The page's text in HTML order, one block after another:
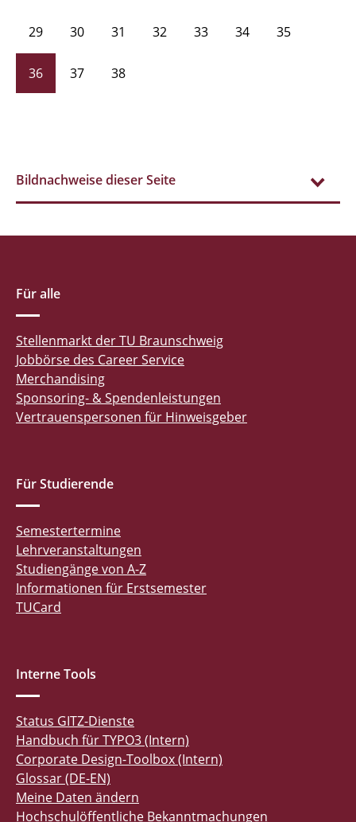
29 30 31 32 33 34 35
36 37 38
Bildnachweise dieser Seite
Für alle
Stellenmarkt der TU Braunschweig
Jobbörse des Career Service
Merchandising
Sponsoring- & Spendenleistungen
Vertrauenspersonen für Hinweisgeber
Für Studierende
Semestertermine
Lehrveranstaltungen
Studiengänge von A-Z
Informationen für Erstsemester
TUCard
Interne Tools
Status GITZ-Dienste
Handbuch für TYPO3 (Intern)
Corporate Design-Toolbox (Intern)
Glossar (DE-EN)
Meine Daten ändern
Hochschulöffentliche Bekanntmachungen